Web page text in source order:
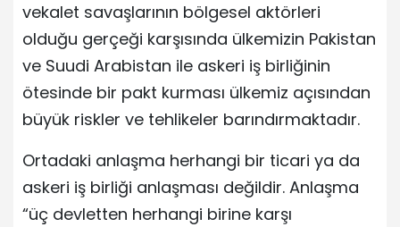
vekalet savaşlarının bölgesel aktörleri
olduğu gerçeği karşısında ülkemizin Pakistan
ve Suudi Arabistan ile askeri iş birliğinin
ötesinde bir pakt kurması ülkemiz açısından
büyük riskler ve tehlikeler barındırmaktadır.
Ortadaki anlaşma herhangi bir ticari ya da
askeri iş birliği anlaşması değildir. Anlaşma
“üç devletten herhangi birine karşı